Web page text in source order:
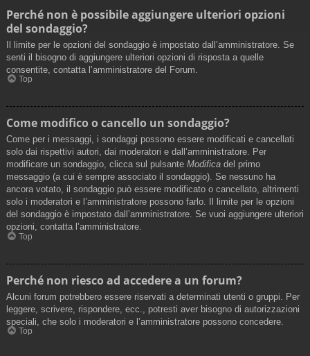
Perché non è possibile aggiungere ulteriori opzioni
del sondaggio?
Il limite per le opzioni del sondaggio è impostato dall’amministratore. Se
senti il bisogno di aggiungere ulteriori opzioni di risposta a quelle
consentite, contatta l’amministratore del Forum.
Top
Come modifico o cancello un sondaggio?
Come per i messaggi, i sondaggi possono essere modificati e cancellati
solo dai rispettivi autori, dai moderatori e dall’amministratore. Per
modificare un sondaggio, clicca sul pulsante Modifica del primo
messaggio (a cui è sempre associato il sondaggio). Se nessuno ha
ancora votato, il sondaggio può essere modificato o cancellato, altrimenti
solo i moderatori e l’amministratore possono farlo. Il limite per le opzioni
del sondaggio è impostato dall’amministratore. Se vuoi aggiungere ulteriori
opzioni, contatta l’amministratore.
Top
Perché non riesco ad accedere a un forum?
Alcuni forum potrebbero essere riservati a determinati utenti o gruppi. Per
leggere, scrivere, rispondere, ecc., potresti aver bisogno di autorizzazioni
speciali, che solo i moderatori e l’amministratore possono concedere.
Top